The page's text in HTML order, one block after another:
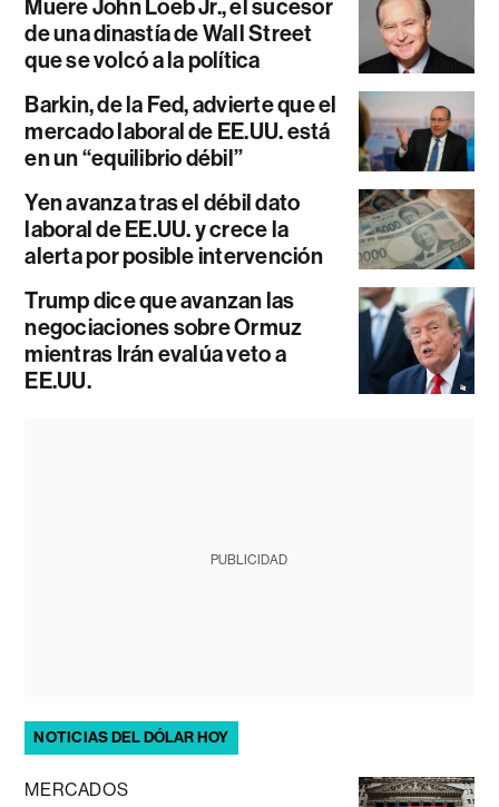
Muere John Loeb Jr., el sucesor
de una dinastía de Wall Street
que se volcó a la política
Barkin, de la Fed, advierte que el
mercado laboral de EE.UU. está
en un “equilibrio débil”
Yen avanza tras el débil dato
laboral de EE.UU. y crece la
alerta por posible intervención
Trump dice que avanzan las
negociaciones sobre Ormuz
mientras Irán evalúa veto a
EE.UU.
PUBLICIDAD
NOTICIAS DEL DÓLAR HOY
MERCADOS